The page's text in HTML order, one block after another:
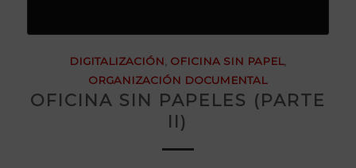
DIGITALIZACIÓN, OFICINA SIN PAPEL,
ORGANIZACIÓN DOCUMENTAL
OFICINA SIN PAPELES (PARTE
II)